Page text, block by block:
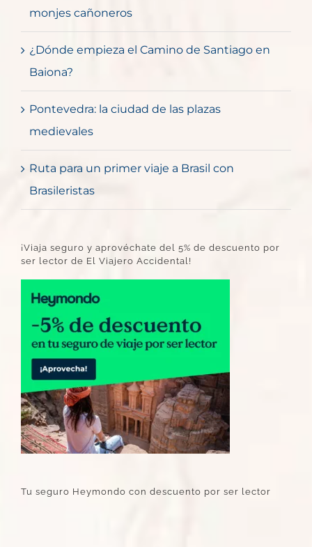
monjes cañoneros
¿Dónde empieza el Camino de Santiago en
Baiona?
Pontevedra: la ciudad de las plazas
medievales
Ruta para un primer viaje a Brasil con
Brasileristas
¡Viaja seguro y aprovéchate del 5% de descuento por
ser lector de El Viajero Accidental!
Tu seguro Heymondo con descuento por ser lector